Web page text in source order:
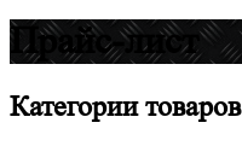
Прайс-лист
Категориитоваров